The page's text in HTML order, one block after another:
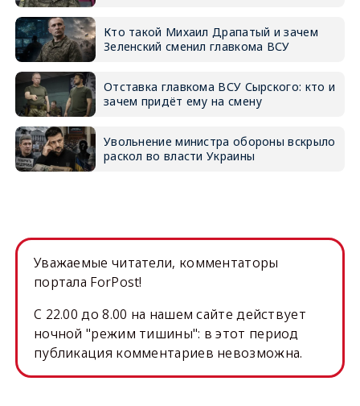
Кто такой Михаил Драпатый и зачем
Зеленский сменил главкома ВСУ
Отставка главкома ВСУ Сырского: кто и
зачем придёт ему на смену
Увольнение министра обороны вскрыло
раскол во власти Украины
Уважаемые читатели, комментаторы
портала ForPost!
C 22.00 до 8.00 на нашем сайте действует
ночной "режим тишины": в этот период
публикация комментариев невозможна.